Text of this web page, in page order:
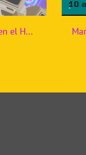
Jornada del Cyborgrrrls en el Hackerspace la Chinampa en Tlalpa, Ciudad de México.